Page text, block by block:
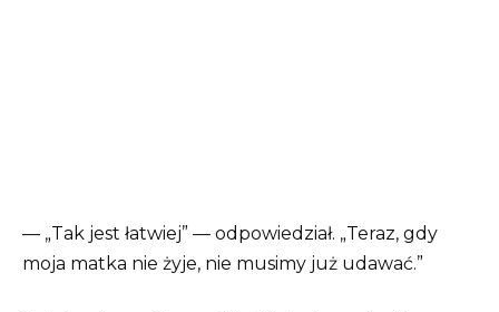
— „Tak jest łatwiej” — odpowiedział. „Teraz, gdy
moja matka nie żyje, nie musimy już udawać.”